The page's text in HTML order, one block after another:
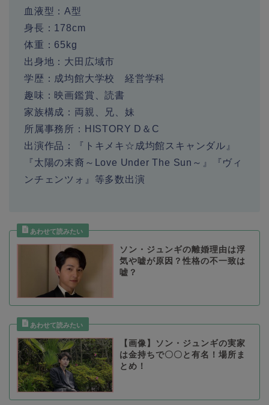
血液型：A型
身長：178cm
体重：65kg
出身地：大田広域市
学歴：成均館大学校 経営学科
趣味：映画鑑賞、読書
家族構成：両親、兄、妹
所属事務所：HISTORY D＆C
出演作品：『トキメキ☆成均館スキャンダル』
『太陽の末裔～Love Under The Sun～』『ヴィ
ンチェンツォ』等多数出演
ソン・ジュンギの離婚理由は浮
気や嘘が原因？性格の不一致は
嘘？
【画像】ソン・ジュンギの実家
は金持ちで〇〇と有名！場所ま
とめ！